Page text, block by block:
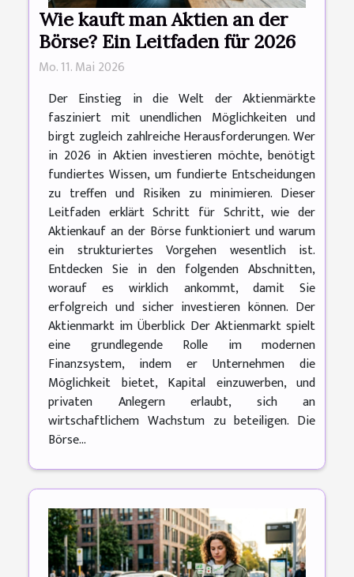
Wie kauft man Aktien an der
Börse? Ein Leitfaden für 2026
Mo. 11. Mai 2026
Der Einstieg in die Welt der Aktienmärkte
fasziniert mit unendlichen Möglichkeiten und
birgt zugleich zahlreiche Herausforderungen. Wer
in 2026 in Aktien investieren möchte, benötigt
fundiertes Wissen, um fundierte Entscheidungen
zu treffen und Risiken zu minimieren. Dieser
Leitfaden erklärt Schritt für Schritt, wie der
Aktienkauf an der Börse funktioniert und warum
ein strukturiertes Vorgehen wesentlich ist.
Entdecken Sie in den folgenden Abschnitten,
worauf es wirklich ankommt, damit Sie
erfolgreich und sicher investieren können. Der
Aktienmarkt im Überblick Der Aktienmarkt spielt
eine grundlegende Rolle im modernen
Finanzsystem, indem er Unternehmen die
Möglichkeit bietet, Kapital einzuwerben, und
privaten Anlegern erlaubt, sich an
wirtschaftlichem Wachstum zu beteiligen. Die
Börse...